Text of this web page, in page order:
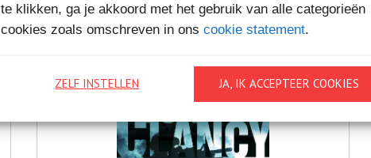
te klikken, ga je akkoord met het gebruik van alle categorieën
cookies zoals omschreven in ons cookie statement.
JA, IK ACCEPTEER COOKIES
ZELF INSTELLEN